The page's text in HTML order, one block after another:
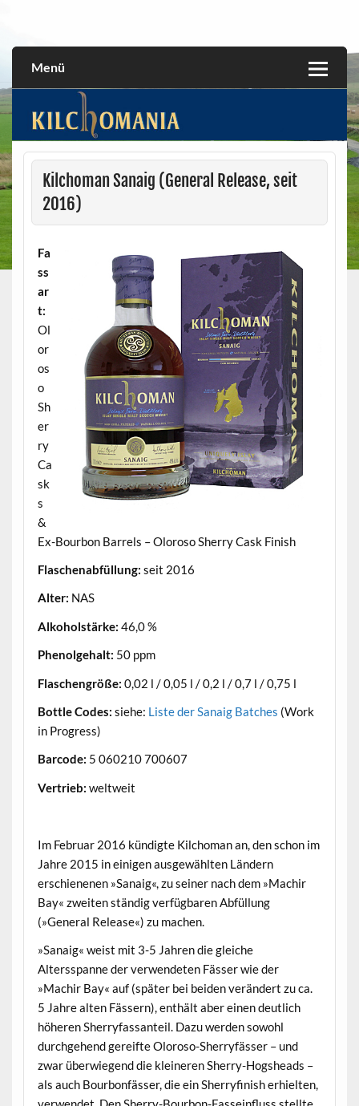
Menü
Kilchoman Sanaig (General Release, seit
2016)
Fa
ss
ar
t:
Ol
or
os
o
Sh
er
ry
Ca
sk
s
&
Ex-Bourbon Barrels – Oloroso Sherry Cask Finish
Flaschenabfüllung: seit 2016
Alter: NAS
Alkoholstärke: 46,0 %
Phenolgehalt: 50 ppm
Flaschengröße: 0,02 l / 0,05 l / 0,2 l / 0,7 l / 0,75 l
Bottle Codes: siehe: Liste der Sanaig Batches (Work
in Progress)
Barcode: 5 060210 700607
Vertrieb: weltweit
Im Februar 2016 kündigte Kilchoman an, den schon im
Jahre 2015 in einigen ausgewählten Ländern
erschienenen »Sanaig«, zu seiner nach dem »Machir
Bay« zweiten ständig verfügbaren Abfüllung
(»General Release«) zu machen.
»Sanaig« weist mit 3-5 Jahren die gleiche
Altersspanne der verwendeten Fässer wie der
»Machir Bay« auf (später bei beiden verändert zu ca.
5 Jahre alten Fässern), enthält aber einen deutlich
höheren Sherryfassanteil. Dazu werden sowohl
durchgehend gereifte Oloroso-Sherryfässer – und
zwar überwiegend die kleineren Sherry-Hogsheads –
als auch Bourbonfässer, die ein Sherryfinish erhielten,